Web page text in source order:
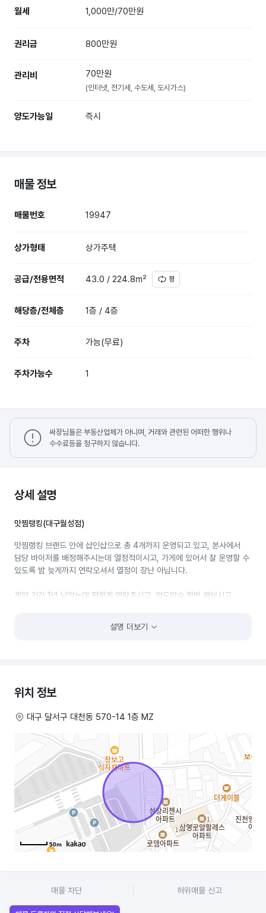
월세 1,000만/70만원
권리금 800만원
관리비 70만원
(인터넷, 전기세, 수도세, 도시가스)
양도가능일 즉시
매물 정보
매물번호 19947
상가형태 상가주택
공급/전용면적 43.0 / 224.8㎡ 평
해당층/전체층 1층 / 4층
주차 가능(무료)
주차가능수 1
싸장님들은 부동산업체가 아니며, 거래와 관련된 어떠한 행위나
수수료등을 청구하지 않습니다.
상세 설명
맛찜랭킹(대구월성점)
맛찜랭킹 브랜드 안에 샵인샵으로 총 4개까지 운영되고 있고, 본사에서
담당 바이저를 배정해주시는데 열정적이시고, 가게에 있어서 잘 운영할 수
있도록 밤 늦게까지 연락오셔서 열정이 장난 아닙니다.
계약 기간 1년 남았는데 편하게 연락주시고, 양도양수 한번 해보시고
바로 옆에 식자재 마트 있어서 엄청 편합니다.
가져가실 수 있습니다
설명 더보기
위치 정보
대구 달서구 대천동 570-14 1층 MZ
50m
매물 차단 허위매물 신고